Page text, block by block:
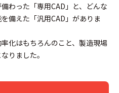
わった「専用CAD」と、どんな
備えた「汎用CAD」がありま
化はもちろんのこと、製造現場
りました。